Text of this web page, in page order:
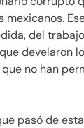
mexicanos.
del
develaron
no han
pasó de